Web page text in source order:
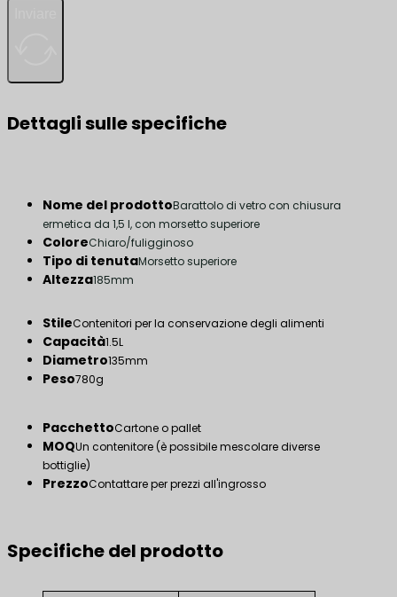
Dettagli sulle specifiche
Nome del prodottoBarattolo di vetro con chiusura
ermetica da 1,5 l, con morsetto superiore
ColoreChiaro/fuligginoso
Tipo di tenutaMorsetto superiore
Altezza185mm
StileContenitori per la conservazione degli alimenti
Capacità1.5L
Diametro135mm
Peso780g
PacchettoCartone o pallet
MOQUn contenitore (è possibile mescolare diverse
bottiglie)
PrezzoContattare per prezzi all'ingrosso
Specifiche del prodotto